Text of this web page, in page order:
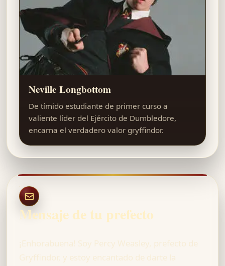
Neville Longbottom
De tímido estudiante de primer curso a
valiente líder del Ejército de Dumbledore,
encarna el verdadero valor gryffindor.
Mensaje de tu prefecto
¡Enhorabuena! Soy Percy Weasley, prefecto de
Gryffindor, y estoy encantado de darte la